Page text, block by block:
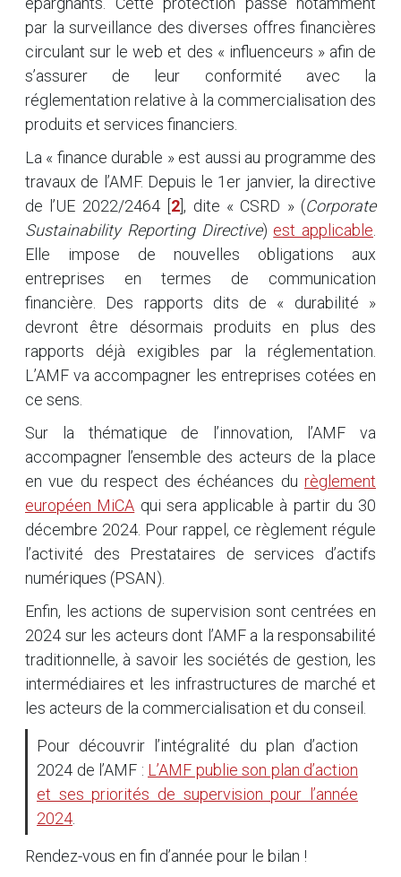
par la surveillance des diverses offres financières
circulant sur le web et des « influenceurs » afin de
s’assurer de leur conformité avec la
réglementation relative à la commercialisation des
produits et services financiers.
La « finance durable » est aussi au programme des
travaux de l’AMF. Depuis le 1er janvier, la directive
de l’UE 2022/2464[ 2], dite « CSRD » (Corporate
Sustainability Reporting Directive) est applicable
Elle impose de nouvelles obligations aux
entreprises en termes de communication
financière. Des rapports dits de « durabilité »
devront être désormais produits en plus des
rapports déjà exigibles par la réglementation.
L’AMF va accompagner les entreprises cotées en
ce sens.
Sur la thématique de l’innovation, l’AMF va
accompagner l’ensemble des acteurs de la place
en vue du respect des échéances du règlement
européen MiCA qui sera applicable à partir du 30
décembre 2024. Pour rappel, ce règlement régule
l’activité des Prestataires de services d’actifs
numériques (PSAN).
Enfin, les actions de supervision sont centrées en
2024 sur les acteurs dont l’AMF a la responsabilité
traditionnelle, à savoir les sociétés de gestion, les
intermédiaires et les infrastructures de marché et
les acteurs de la commercialisation et du conseil.
Pour découvrir l’intégralité du plan d’action
2024 de l’AMF : L’AMF publie son plan d’action
et ses priorités de supervision pour l’année
2024
Rendez-vous en fin d’année pour le bilan !